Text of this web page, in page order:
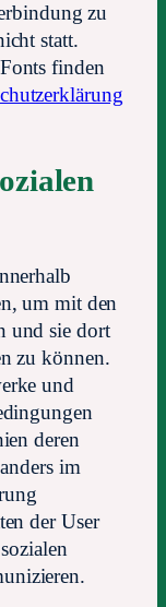
zu
statt.
finden
um mit den
und sie dort
zu können.
und
deren
im
der User